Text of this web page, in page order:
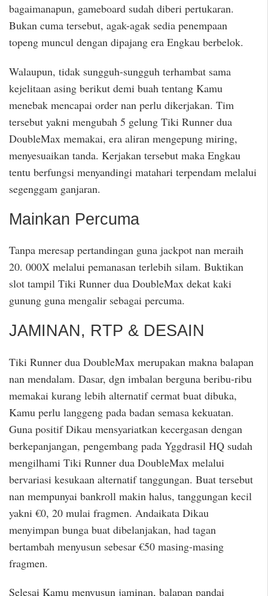
bagaimanapun, gameboard sudah diberi pertukaran.
Bukan cuma tersebut, agak-agak sedia penempaan
topeng muncul dengan dipajang era Engkau berbelok.
Walaupun, tidak sungguh-sungguh terhambat sama
kejelitaan asing berikut demi buah tentang Kamu
menebak mencapai order nan perlu dikerjakan. Tim
tersebut yakni mengubah 5 gelung Tiki Runner dua
DoubleMax memakai, era aliran mengepung miring,
menyesuaikan tanda. Kerjakan tersebut maka Engkau
tentu berfungsi menyandingi matahari terpendam melalui
segenggam ganjaran.
Mainkan Percuma
Tanpa meresap pertandingan guna jackpot nan meraih
20. 000X melalui pemanasan terlebih silam. Buktikan
slot tampil Tiki Runner dua DoubleMax dekat kaki
gunung guna mengalir sebagai percuma.
JAMINAN, RTP & DESAIN
Tiki Runner dua DoubleMax merupakan makna balapan
nan mendalam. Dasar, dgn imbalan berguna beribu-ribu
memakai kurang lebih alternatif cermat buat dibuka,
Kamu perlu langgeng pada badan semasa kekuatan.
Guna positif Dikau mensyariatkan kecergasan dengan
berkepanjangan, pengembang pada Yggdrasil HQ sudah
mengilhami Tiki Runner dua DoubleMax melalui
bervariasi kesukaan alternatif tanggungan. Buat tersebut
nan mempunyai bankroll makin halus, tanggungan kecil
yakni €0, 20 mulai fragmen. Andaikata Dikau
menyimpan bunga buat dibelanjakan, had tagan
bertambah menyusun sebesar €50 masing-masing
fragmen.
Selesai Kamu menyusun jaminan, balapan pandai